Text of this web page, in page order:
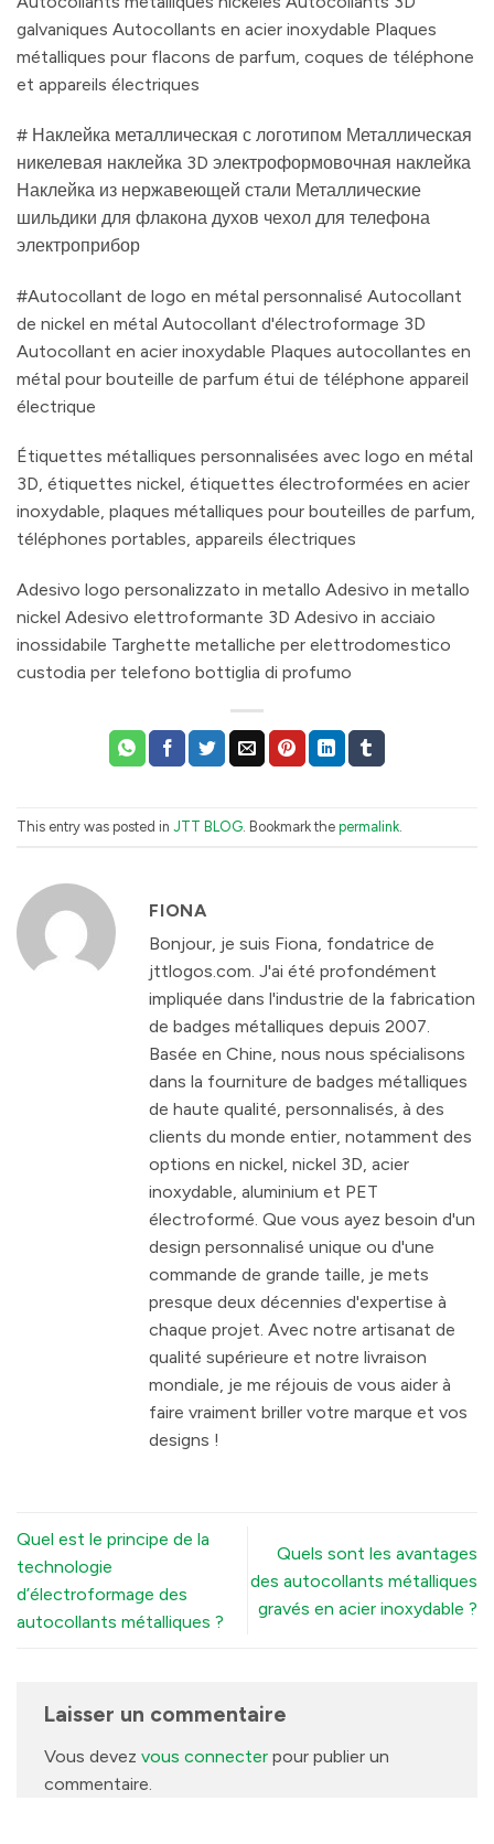
galvaniques Autocollants en acier inoxydable Plaques
métalliques pour flacons de parfum, coques de téléphone
et appareils électriques
# Наклейка металлическая с логотипом Металлическая
никелевая наклейка 3D электроформовочная наклейка
Наклейка из нержавеющей стали Металлические
шильдики для флакона духов чехол для телефона
электроприбор
#Autocollant de logo en métal personnalisé Autocollant
de nickel en métal Autocollant d'électroformage 3D
Autocollant en acier inoxydable Plaques autocollantes en
métal pour bouteille de parfum étui de téléphone appareil
électrique
Étiquettes métalliques personnalisées avec logo en métal
3D, étiquettes nickel, étiquettes électroformées en acier
inoxydable, plaques métalliques pour bouteilles de parfum,
téléphones portables, appareils électriques
Adesivo logo personalizzato in metallo Adesivo in metallo
nickel Adesivo elettroformante 3D Adesivo in acciaio
inossidabile Targhette metalliche per elettrodomestico
custodia per telefono bottiglia di profumo
This entry was posted in JTT BLOG . Bookmark the permalink
FIONA
Bonjour, je suis Fiona, fondatrice de
jttlogos.com. J'ai été profondément
impliquée dans l'industrie de la fabrication
de badges métalliques depuis 2007.
Basée en Chine, nous nous spécialisons
dans la fourniture de badges métalliques
de haute qualité, personnalisés, à des
clients du monde entier, notamment des
options en nickel, nickel 3D, acier
inoxydable, aluminium et PET
électroformé. Que vous ayez besoin d'un
design personnalisé unique ou d'une
commande de grande taille, je mets
presque deux décennies d'expertise à
chaque projet. Avec notre artisanat de
qualité supérieure et notre livraison
mondiale, je me réjouis de vous aider à
faire vraiment briller votre marque et vos
designs !
Quel est le principe de la
technologie
d’électroformage des
autocollants métalliques ?
Quels sont les avantages
des autocollants métalliques
gravés en acier inoxydable ?
Laisser un commentaire
Vous devez vous connecter pour publier un
commentaire.